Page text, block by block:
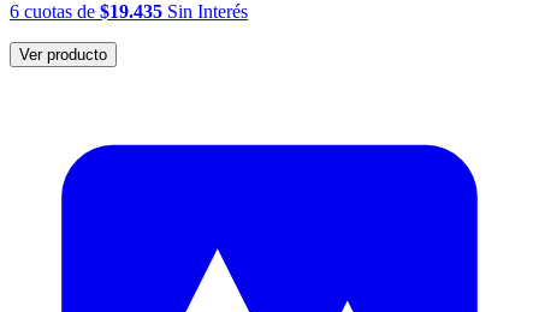
6 cuotas de $19.435 Sin Interés
Ver producto